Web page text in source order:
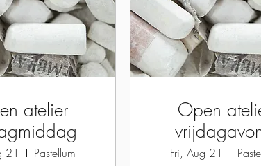
atelier
21
Pastellum
Open
Fri, Aug 21